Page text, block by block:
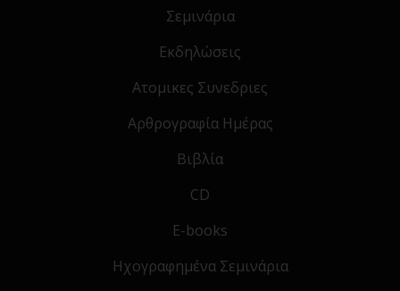
Σεμινάρια
Εκδηλώσεις
Ατομικες Συνεδριες
Αρθρογραφία Ημέρας
Βιβλία
CD
E-books
Ηχογραφημένα Σεμινάρια